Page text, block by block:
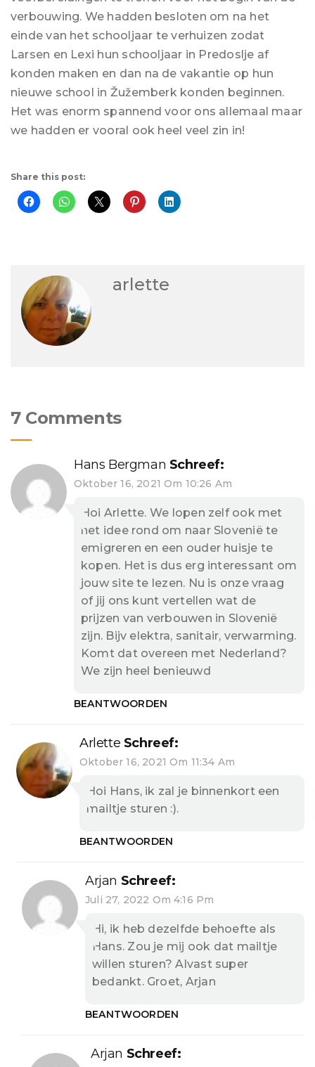
verbouwing. We hadden besloten om na het
einde van het schooljaar te verhuizen zodat
Larsen en Lexi hun schooljaar in Predoslje af
konden maken en dan na de vakantie op hun
nieuwe school in Žužemberk konden beginnen.
Het was enorm spannend voor ons allemaal maar
we hadden er vooral ook heel veel zin in!
Share this post:
arlette
7 Comments
Hans Bergman Schreef:
Oktober 16, 2021 Om 10:26 Am
Hoi Arlette. We lopen zelf ook met
het idee rond om naar Slovenië te
emigreren en een ouder huisje te
kopen. Het is dus erg interessant om
jouw site te lezen. Nu is onze vraag
of jij ons kunt vertellen wat de
prijzen van verbouwen in Slovenië
zijn. Bijv elektra, sanitair, verwarming.
Komt dat overeen met Nederland?
We zijn heel benieuwd
BEANTWOORDEN
Arlette Schreef:
Oktober 16, 2021 Om 11:34 Am
Hoi Hans, ik zal je binnenkort een
mailtje sturen :).
BEANTWOORDEN
Arjan Schreef:
Juli 27, 2022 Om 4:16 Pm
Hi, ik heb dezelfde behoefte als
Hans. Zou je mij ook dat mailtje
willen sturen? Alvast super
bedankt. Groet, Arjan
BEANTWOORDEN
Arjan Schreef: